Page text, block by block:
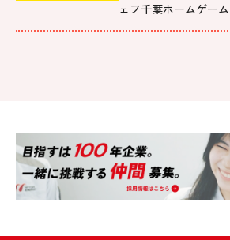
ェフ千葉ホームゲー
学」に抽選でご招待